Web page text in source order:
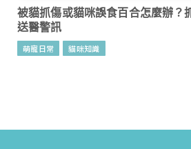
被貓抓傷或貓咪誤食百合怎麼辦？
送醫警訊
萌寵日常 貓咪知識